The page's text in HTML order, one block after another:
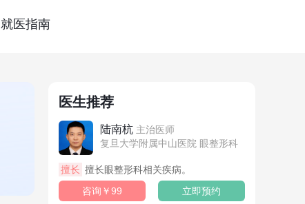
就医指南
医生推荐
陆南杭 主治医师
复旦大学附属中山医院 眼整形科
擅长 擅长眼整形科相关疾病。
咨询￥99
立即预约